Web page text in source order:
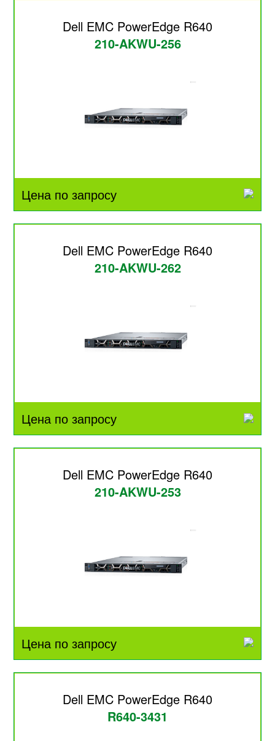
Dell EMC PowerEdge R640
210-AKWU-256
Цена по запросу
Dell EMC PowerEdge R640
210-AKWU-262
Цена по запросу
Dell EMC PowerEdge R640
210-AKWU-253
Цена по запросу
Dell EMC PowerEdge R640
R640-3431